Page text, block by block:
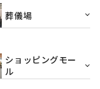
葬儀場
ショッピングモー
ル